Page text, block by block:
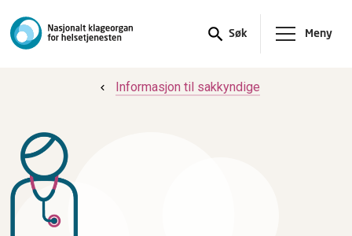
Søk Meny
Informasjon til sakkyndige